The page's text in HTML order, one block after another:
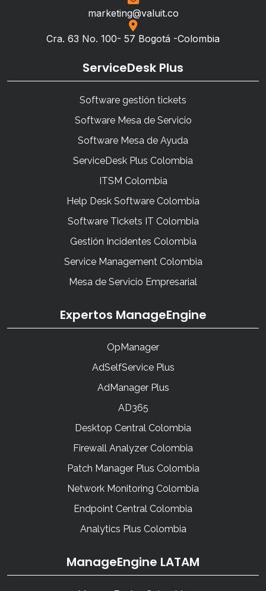
marketing@valuit.co
Cra. 63 No. 100- 57 Bogotá -Colombia
ServiceDesk Plus
Software gestión tickets
Software Mesa de Servicio
Software Mesa de Ayuda
ServiceDesk Plus Colombia
ITSM Colombia
Help Desk Software Colombia
Software Tickets IT Colombia
Gestión Incidentes Colombia
Service Management Colombia
Mesa de Servicio Empresarial
Expertos ManageEngine
OpManager
AdSelfService Plus
AdManager Plus
AD365
Desktop Central Colombia
Firewall Analyzer Colombia
Patch Manager Plus Colombia
Network Monitoring Colombia
Endpoint Central Colombia
Analytics Plus Colombia
ManageEngine LATAM